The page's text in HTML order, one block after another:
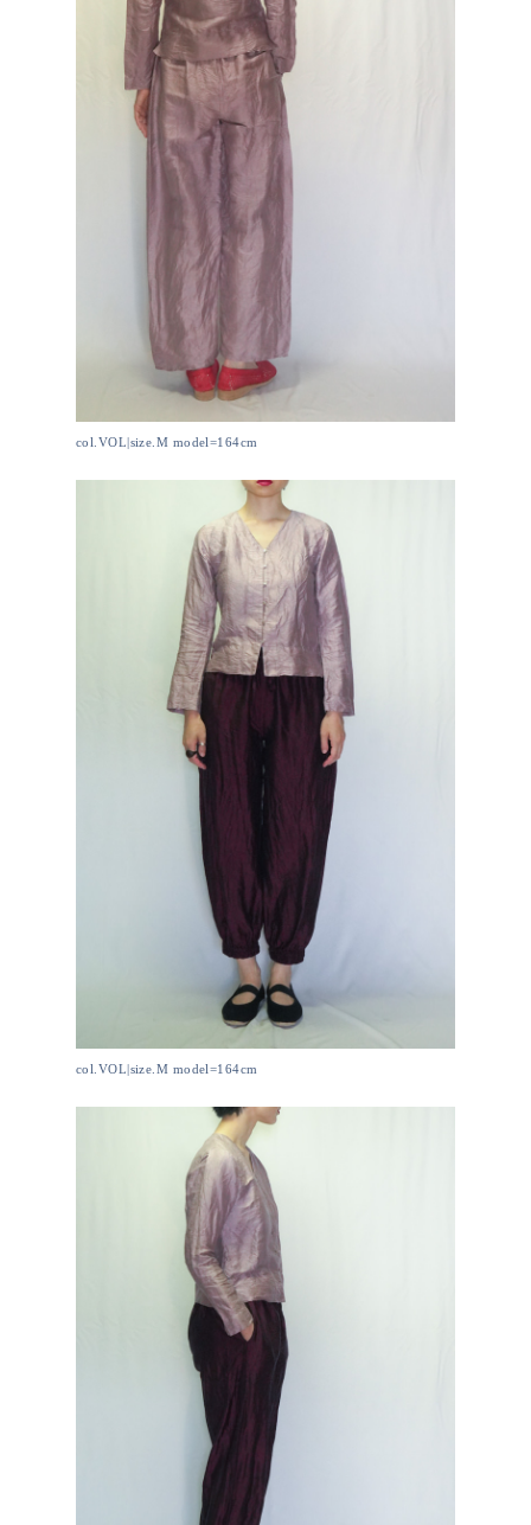
col.VOL|size.M model=164cm
col.VOL|size.M model=164cm